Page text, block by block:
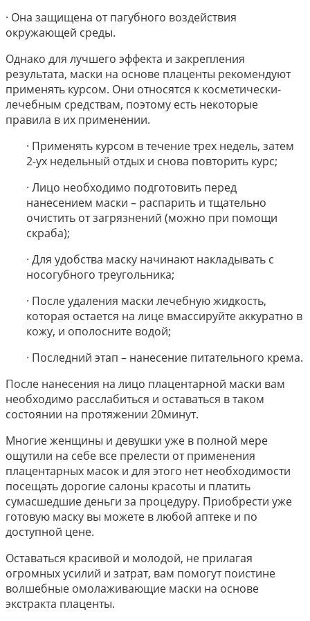
· Она защищена от пагубного воздействия
окружающей среды.
Однако для лучшего эффекта и закрепления
результата, маски на основе плаценты рекомендуют
применять курсом. Они относятся к косметически-
лечебным средствам, поэтому есть некоторые
правила в их применении.
· Применять курсом в течение трех недель, затем
2-ух недельный отдых и снова повторить курс;
· Лицо необходимо подготовить перед
нанесением маски – распарить и тщательно
очистить от загрязнений (можно при помощи
скраба);
· Для удобства маску начинают накладывать с
носогубного треугольника;
· После удаления маски лечебную жидкость,
которая остается на лице вмассируйте аккуратно в
кожу, и ополосните водой;
· Последний этап – нанесение питательного крема.
После нанесения на лицо плацентарной маски вам
необходимо расслабиться и оставаться в таком
состоянии на протяжении 20минут.
Многие женщины и девушки уже в полной мере
ощутили на себе все прелести от применения
плацентарных масок и для этого нет необходимости
посещать дорогие салоны красоты и платить
сумасшедшие деньги за процедуру. Приобрести уже
готовую маску вы можете в любой аптеке и по
доступной цене.
Оставаться красивой и молодой, не прилагая
огромных усилий и затрат, вам помогут поистине
волшебные омолаживающие маски на основе
экстракта плаценты.